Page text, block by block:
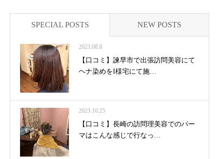
SPECIAL POSTS NEW POSTS
2023.08.8
【口コミ】諫早市で出張訪問美容にて
ヘナ染めをI様宅にて施…
2023.10.25
【口コミ】長崎の訪問理美容でのパー
マはこんな感じで行なっ…